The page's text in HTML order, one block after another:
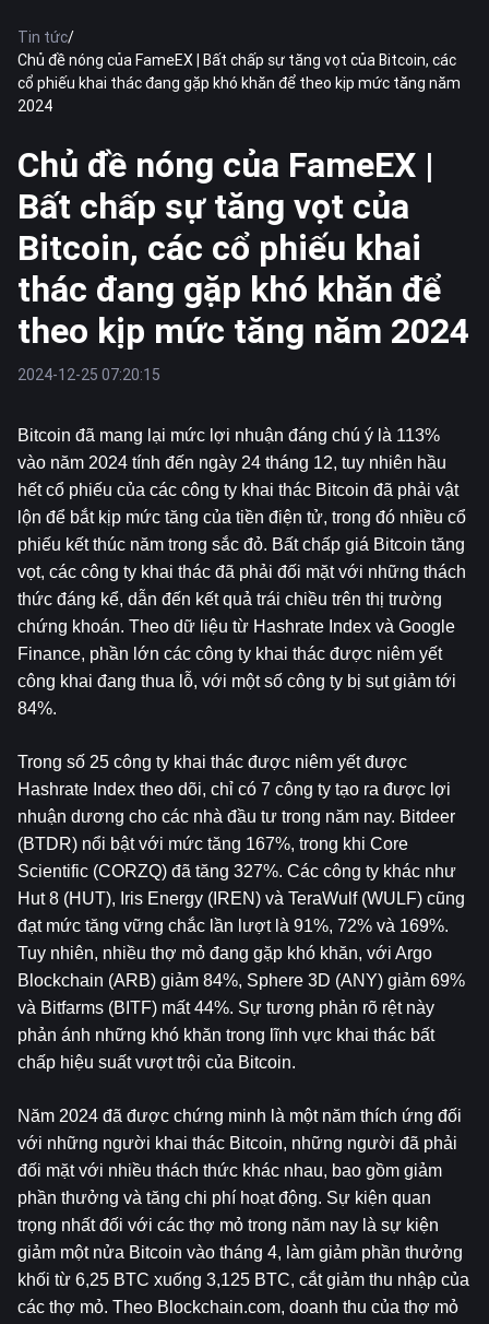
Tin tức/
Chủ đề nóng của FameEX | Bất chấp sự tăng vọt của Bitcoin, các
cổ phiếu khai thác đang gặp khó khăn để theo kịp mức tăng năm
2024
Chủ đề nóng của FameEX |
Bất chấp sự tăng vọt của
Bitcoin, các cổ phiếu khai
thác đang gặp khó khăn để
theo kịp mức tăng năm 2024
2024-12-25 07:20:15
Bitcoin đã mang lại mức lợi nhuận đáng chú ý là 113%
vào năm 2024 tính đến ngày 24 tháng 12, tuy nhiên hầu
hết cổ phiếu của các công ty khai thác Bitcoin đã phải vật
lộn để bắt kịp mức tăng của tiền điện tử, trong đó nhiều cổ
phiếu kết thúc năm trong sắc đỏ. Bất chấp giá Bitcoin tăng
vọt, các công ty khai thác đã phải đối mặt với những thách
thức đáng kể, dẫn đến kết quả trái chiều trên thị trường
chứng khoán. Theo dữ liệu từ Hashrate Index và Google
Finance, phần lớn các công ty khai thác được niêm yết
công khai đang thua lỗ, với một số công ty bị sụt giảm tới
84%.
Trong số 25 công ty khai thác được niêm yết được
Hashrate Index theo dõi, chỉ có 7 công ty tạo ra được lợi
nhuận dương cho các nhà đầu tư trong năm nay. Bitdeer
(BTDR) nổi bật với mức tăng 167%, trong khi Core
Scientific (CORZQ) đã tăng 327%. Các công ty khác như
Hut 8 (HUT), Iris Energy (IREN) và TeraWulf (WULF) cũng
đạt mức tăng vững chắc lần lượt là 91%, 72% và 169%.
Tuy nhiên, nhiều thợ mỏ đang gặp khó khăn, với Argo
Blockchain (ARB) giảm 84%, Sphere 3D (ANY) giảm 69%
và Bitfarms (BITF) mất 44%. Sự tương phản rõ rệt này
phản ánh những khó khăn trong lĩnh vực khai thác bất
chấp hiệu suất vượt trội của Bitcoin.
Năm 2024 đã được chứng minh là một năm thích ứng đối
với những người khai thác Bitcoin, những người đã phải
đối mặt với nhiều thách thức khác nhau, bao gồm giảm
phần thưởng và tăng chi phí hoạt động. Sự kiện quan
trọng nhất đối với các thợ mỏ trong năm nay là sự kiện
giảm một nửa Bitcoin vào tháng 4, làm giảm phần thưởng
khối từ 6,25 BTC xuống 3,125 BTC, cắt giảm thu nhập của
các thợ mỏ. Theo Blockchain.com, doanh thu của thợ mỏ